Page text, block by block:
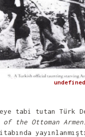
undefined
tabi tutan Türk
Ottoman